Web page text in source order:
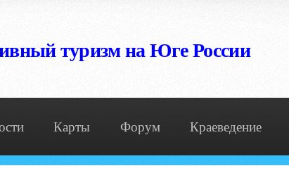
туризм на Юге России
Карты Форум Краеведение